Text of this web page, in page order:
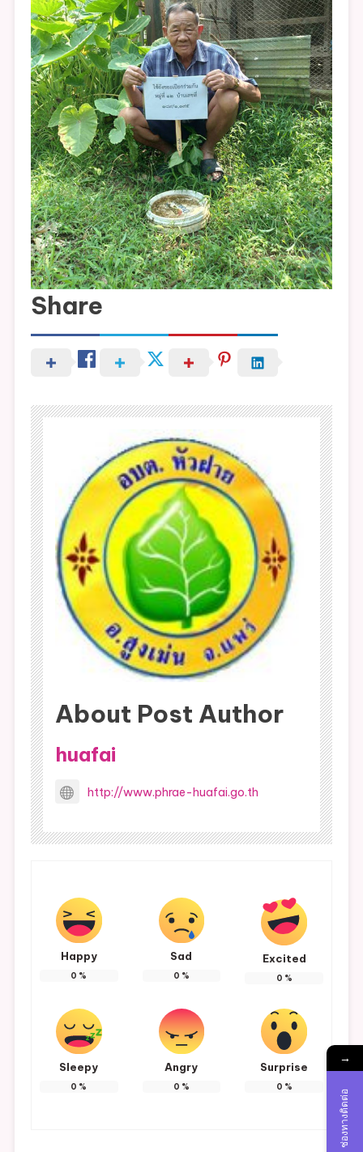
Share
About Post Author
huafai
http://www.phrae-huafai.go.th
Happy
0 %
Sad
0 %
Excited
0 %
Sleepy
0 %
Angry
0 %
Surprise
0 %
→
ช่องทางติดต่อ